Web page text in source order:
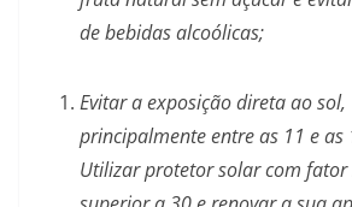
de bebidas alcoólicas;
Evitar a exposição direta ao sol,
principalmente entre as 11 e as
Utilizar protetor solar com